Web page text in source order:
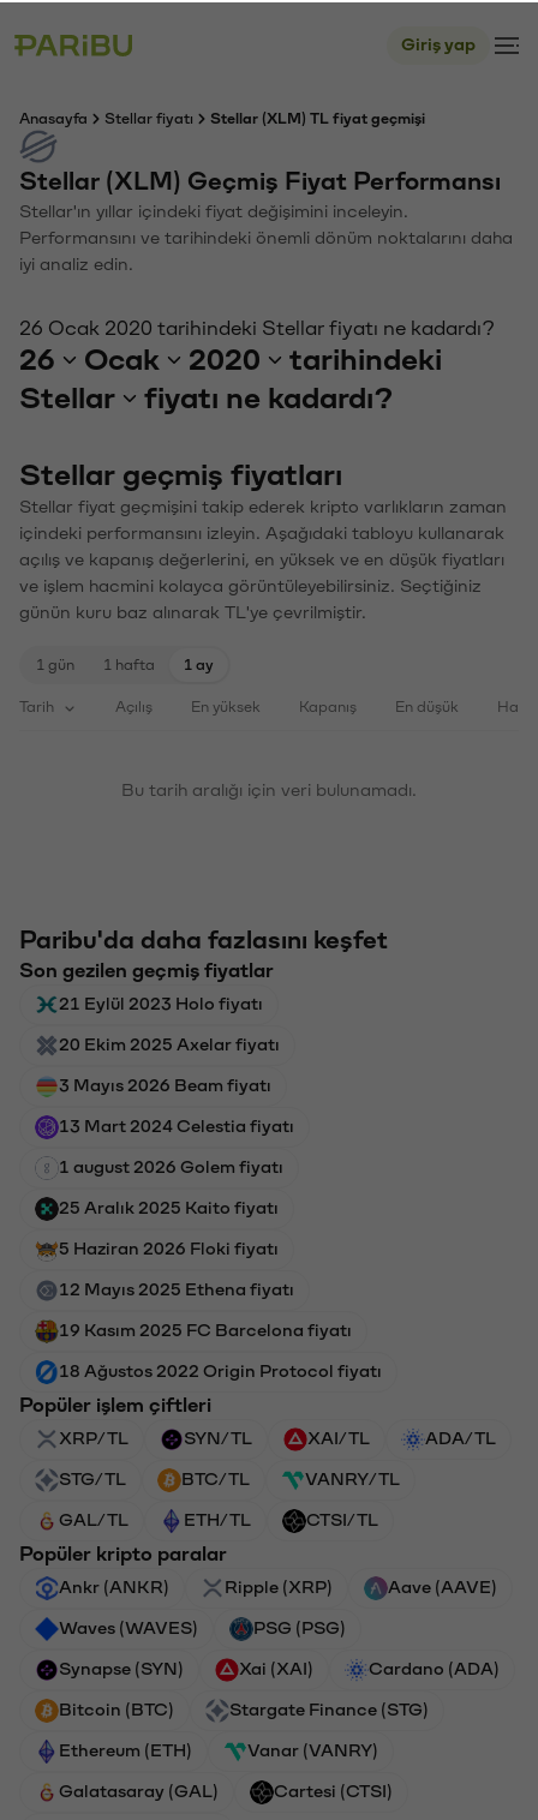
Giriş yap
Anasayfa Stellar fiyatı Stellar (XLM) TL fiyat geçmişi
Stellar (XLM) Geçmiş Fiyat Performansı
Stellar'ın yıllar içindeki fiyat değişimini inceleyin.
Performansını ve tarihindeki önemli dönüm noktalarını daha
iyi analiz edin.
26 Ocak 2020 tarihindeki Stellar fiyatı ne kadardı?
26 Ocak 2020
tarihindeki
Stellar
fiyatı ne kadardı?
Stellar geçmiş fiyatları
Stellar fiyat geçmişini takip ederek kripto varlıkların zaman
içindeki performansını izleyin. Aşağıdaki tabloyu kullanarak
açılış ve kapanış değerlerini, en yüksek ve en düşük fiyatları
ve işlem hacmini kolayca görüntüleyebilirsiniz. Seçtiğiniz
günün kuru baz alınarak TL'ye çevrilmiştir.
1 gün 1 hafta 1 ay
Tarih Açılış En yüksek Kapanış En düşük
Bu tarih aralığı için veri bulunamadı.
Paribu'da daha fazlasını keşfet
Son gezilen geçmiş fiyatlar
21 Eylül 2023 Holo fiyatı
20 Ekim 2025 Axelar fiyatı
3 Mayıs 2026 Beam fiyatı
13 Mart 2024 Celestia fiyatı
1 august 2026 Golem fiyatı
25 Aralık 2025 Kaito fiyatı
5 Haziran 2026 Floki fiyatı
12 Mayıs 2025 Ethena fiyatı
19 Kasım 2025 FC Barcelona fiyatı
18 Ağustos 2022 Origin Protocol fiyatı
Popüler işlem çiftleri
XRP/TL SYN/TL XAI/TL ADA/TL
STG/TL BTC/TL VANRY/TL
GAL/TL ETH/TL CTSI/TL
Popüler kripto paralar
Ankr (ANKR) Ripple (XRP) Aave (AAVE)
Waves (WAVES) PSG (PSG)
Synapse (SYN) Xai (XAI) Cardano (ADA)
Bitcoin (BTC) Stargate Finance (STG)
Ethereum (ETH) Vanar (VANRY)
Galatasaray (GAL) Cartesi (CTSI)